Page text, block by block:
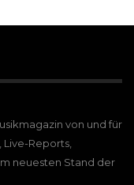
von und für
Reports,
neuesten Stand der